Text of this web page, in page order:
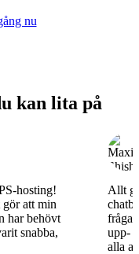
nu
kan lita på
hosting!
att min
har behövt
snabba,
Allt
fråga.
upp-
alla